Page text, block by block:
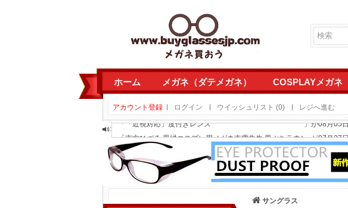
ホーム メガネ（ダテメガネ） COSPLAYメガネ
アカウント登録 ログイン ウイッシュリスト (0) レジへ進む
:
「南方ひづる 黒縁コスプレ用メガネ南雲先生 黒ぶちラウンド型メガ
」が07月27
「キャットアイ型サングラス茶色黄色パイロット女性UVカットメガ
」が03月03
「
茶色偏光サングラス女性高級メガネ小顔見え度付きレンズおしゃ
」が03月03
「個性的多角形タイプ眼鏡ダテメガネフレーム韓国人気オルチャンお
サングラス